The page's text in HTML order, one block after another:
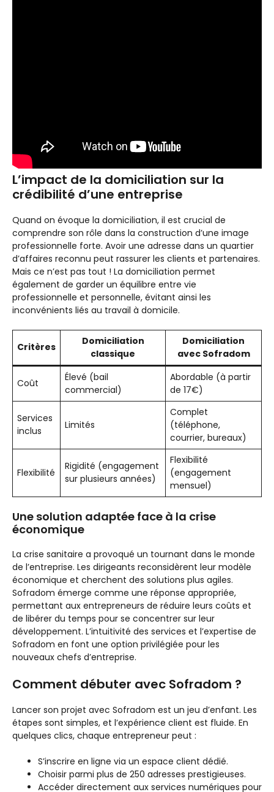
L’impact de la domiciliation sur la
crédibilité d’une entreprise
Quand on évoque la domiciliation, il est crucial de
comprendre son rôle dans la construction d’une image
professionnelle forte. Avoir une adresse dans un quartier
d’affaires reconnu peut rassurer les clients et partenaires.
Mais ce n’est pas tout ! La domiciliation permet
également de garder un équilibre entre vie
professionnelle et personnelle, évitant ainsi les
inconvénients liés au travail à domicile.
Critères
Domiciliation
classique
Domiciliation
avec Sofradom
Coût
Élevé (bail
commercial)
Abordable (à partir
de 17€)
Services
inclus
Limités
Complet
(téléphone,
courrier, bureaux)
Flexibilité
Rigidité (engagement
sur plusieurs années)
Flexibilité
(engagement
mensuel)
Une solution adaptée face à la crise
économique
La crise sanitaire a provoqué un tournant dans le monde
de l’entreprise. Les dirigeants reconsidèrent leur modèle
économique et cherchent des solutions plus agiles.
Sofradom émerge comme une réponse appropriée,
permettant aux entrepreneurs de réduire leurs coûts et
de libérer du temps pour se concentrer sur leur
développement. L’intuitivité des services et l’expertise de
Sofradom en font une option privilégiée pour les
nouveaux chefs d’entreprise.
Comment débuter avec Sofradom ?
Lancer son projet avec Sofradom est un jeu d’enfant. Les
étapes sont simples, et l’expérience client est fluide. En
quelques clics, chaque entrepreneur peut :
S’inscrire en ligne via un espace client dédié.
Choisir parmi plus de 250 adresses prestigieuses.
Accéder directement aux services numériques pour